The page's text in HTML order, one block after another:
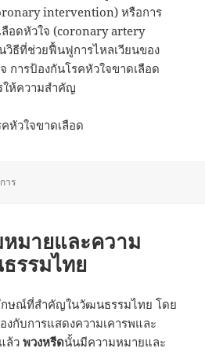
intervention) หรือการ
ลือดหัวใจ (coronary artery
วิธีที่ช่วยฟื้นฟูการไหลเวียนของ
การป้องกันโรคหัวใจขาดเลือด
ห้ความสำคัญ
ด
าร
มายและความ
รรมไทย
ษณ์ที่สำคัญในวัฒนธรรมไทย โดย
งกับการแสดงความเคารพและ
ล้วพวงหรีดนั้นมีความหมายและ